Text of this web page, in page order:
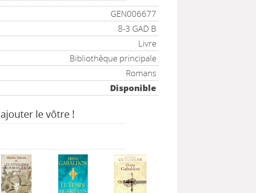
GEN006677
8-3 GAD B
Livre
Bibliothèque principale
Romans
Disponible
le vôtre !